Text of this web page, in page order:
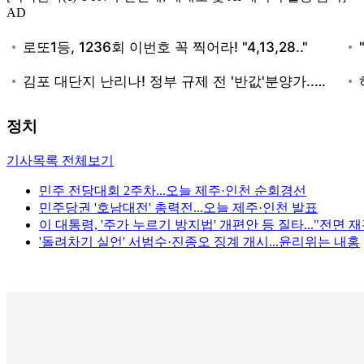
AD
정치
기사목록 전체보기
민주 전당대회 2주차...오늘 제주·인천 순회경선
민주당권 '호남대전' 총력전...오늘 제주·인천 발표
이 대통령, '주가 누르기 방지법' 개편안 등 질타..."전면
'돌려차기 실언' 서범수·진종오 징계 개시...윤리위는 내홍